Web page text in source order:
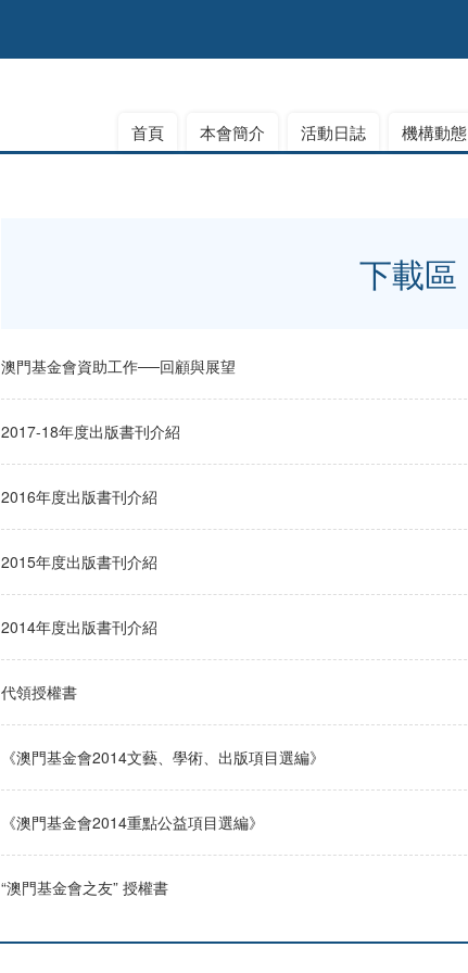
首頁 本會簡介 活動日誌 機構動態
下載區
澳門基金會資助工作──回顧與展望
2017-18年度出版書刊介紹
2016年度出版書刊介紹
2015年度出版書刊介紹
2014年度出版書刊介紹
代領授權書
《澳門基金會2014文藝、學術、出版項目選編》
《澳門基金會2014重點公益項目選編》
“澳門基金會之友” 授權書